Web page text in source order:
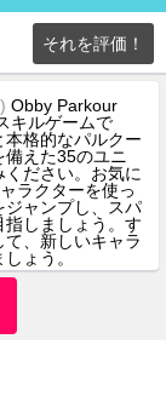
それを評価！
Obby Parkour
キルゲームで
格的なパルクー
備えた35のユニ
ださい。お気に
ラクターを使っ
ジャンプし、スパ
しましょう。す
、新しいキャラ
ょう。